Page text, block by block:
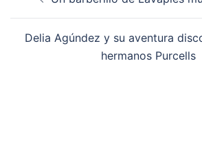
Delia Agúndez y su aventura
hermanos Purcells